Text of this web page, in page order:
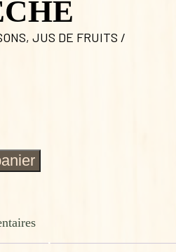
, JUS DE FRUITS /